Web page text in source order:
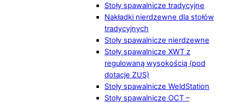
Stoły spawalnicze tradycyjne
Nakładki nierdzewne dla stołów
tradycyjnych
Stoły spawalnicze nierdzewne
Stoły spawalnicze XWT z
regulowaną wysokością (pod
dotacje ZUS)
Stoły spawalnicze WeldStation
Stoły spawalnicze OCT –